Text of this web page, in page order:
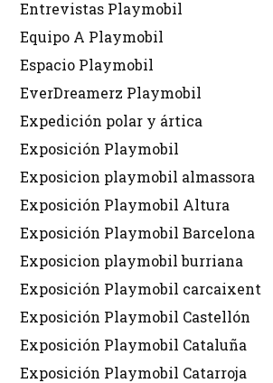
Entrevistas Playmobil
Equipo A Playmobil
Espacio Playmobil
EverDreamerz Playmobil
Expedición polar y ártica
Exposición Playmobil
Exposicion playmobil almassora
Exposición Playmobil Altura
Exposición Playmobil Barcelona
Exposicion playmobil burriana
Exposición Playmobil carcaixent
Exposición Playmobil Castellón
Exposición Playmobil Cataluña
Exposición Playmobil Catarroja